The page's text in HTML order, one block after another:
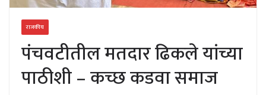
राजकीय
पंचवटीतील मतदार ढिकले यांच्या
पाठीशी – कच्छ कडवा समाज